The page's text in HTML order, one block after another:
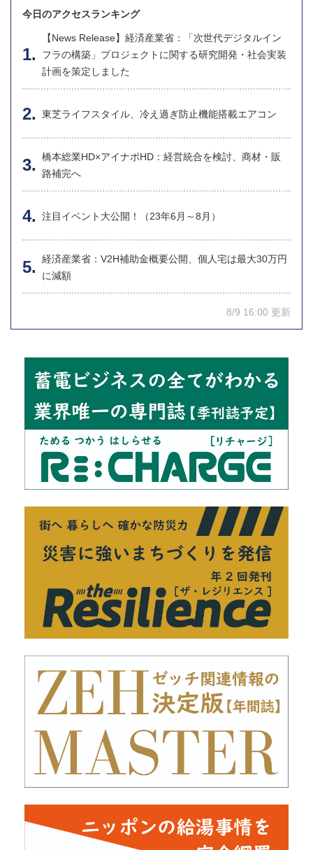
今日のアクセスランキング
【News Release】経済産業省：「次世代デジタルイン
フラの構築」プロジェクトに関する研究開発・社会実装
計画を策定しました
東芝ライフスタイル、冷え過ぎ防止機能搭載エアコン
橋本総業HD×アイナボHD：経営統合を検討、商材・販
路補完へ
注目イベント大公開！（23年6月～8月）
経済産業省：V2H補助金概要公開、個人宅は最大30万円
に減額
8/9 16:00 更新